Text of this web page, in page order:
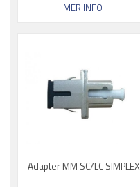
MER INFO
Adapter MM SC/LC SIMPLEX